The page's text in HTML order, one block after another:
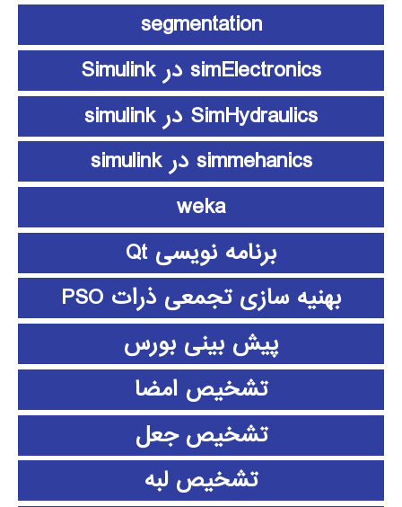
segmentation
simElectronics در Simulink
SimHydraulics در simulink
simmehanics در simulink
weka
برنامه نویسی Qt
بهنیه سازی تجمعی ذرات PSO
پیش بینی بورس
تشخیص امضا
تشخیص جعل
تشخیص لبه